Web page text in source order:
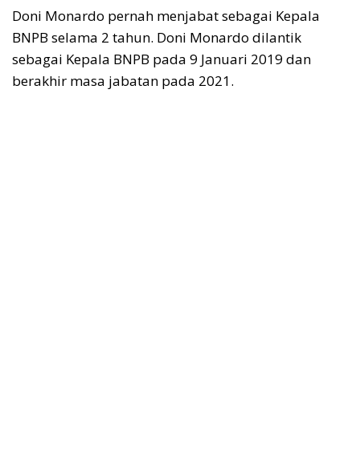
Doni Monardo pernah menjabat sebagai Kepala
BNPB selama 2 tahun. Doni Monardo dilantik
sebagai Kepala BNPB pada 9 Januari 2019 dan
berakhir masa jabatan pada 2021.